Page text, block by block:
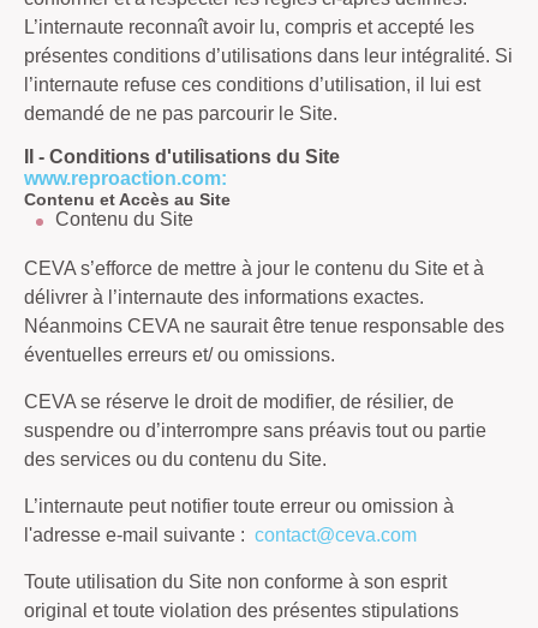
L’internaute reconnaît avoir lu, compris et accepté les
présentes conditions d’utilisations dans leur intégralité. Si
l’internaute refuse ces conditions d’utilisation, il lui est
demandé de ne pas parcourir le Site.
II - Conditions d'utilisations du Site
www.reproaction.com:
Contenu et Accès au Site
Contenu du Site
CEVA s’efforce de mettre à jour le contenu du Site et à
délivrer à l’internaute des informations exactes.
Néanmoins CEVA ne saurait être tenue responsable des
éventuelles erreurs et/ ou omissions.
CEVA se réserve le droit de modifier, de résilier, de
suspendre ou d’interrompre sans préavis tout ou partie
des services ou du contenu du Site.
L’internaute peut notifier toute erreur ou omission à
l'adresse e-mail suivante : contact@ceva.com
Toute utilisation du Site non conforme à son esprit
original et toute violation des présentes stipulations